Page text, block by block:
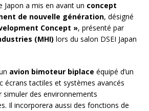
Japon a mis en avant un concept
de nouvelle génération, désigné
Concept », présenté par
(MHI) lors du salon DSEI Japan
avion bimoteur biplace équipé d’un
écrans tactiles et systèmes avancés
simuler des environnements
Il incorporera aussi des fonctions de